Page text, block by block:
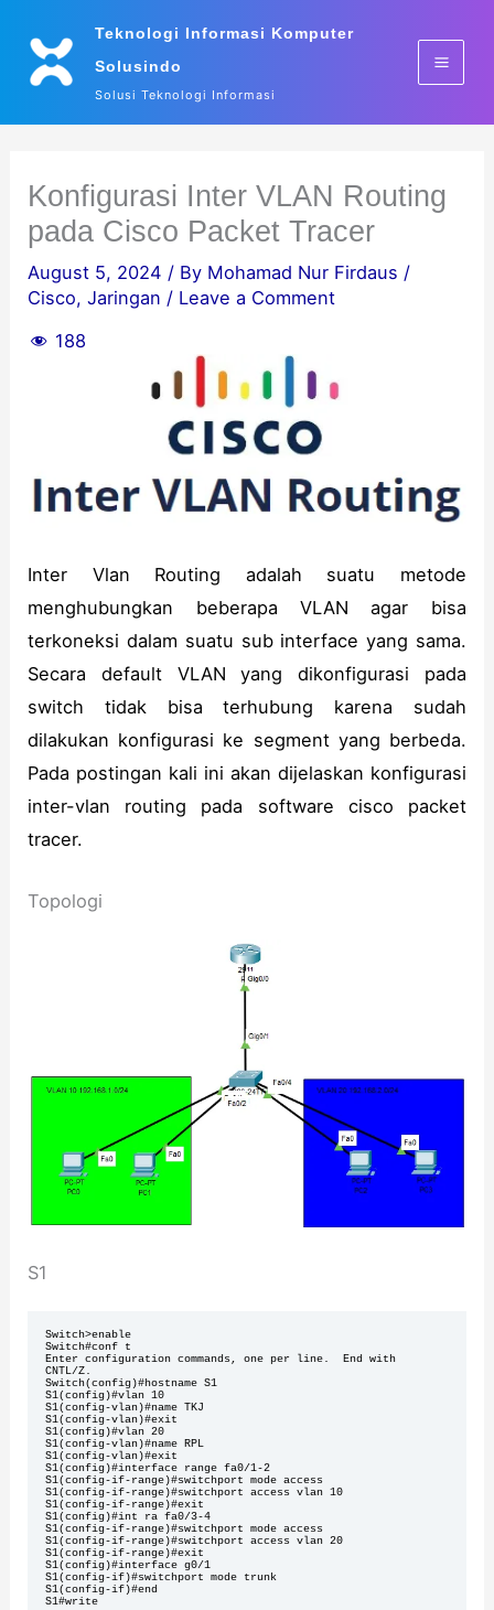
content
Teknologi Informasi Komputer
Solusindo
Solusi Teknologi Informasi
Konfigurasi Inter VLAN Routing
pada Cisco Packet Tracer
August 5, 2024 / By Mohamad Nur Firdaus /
Cisco,Jaringan / Leave a Comment
188
Inter Vlan Routing adalah suatu metode
menghubungkan beberapa VLAN agar bisa
terkoneksi dalam suatu sub interface yang sama.
Secara default VLAN yang dikonfigurasi pada
switch tidak bisa terhubung karena sudah
dilakukan konfigurasi ke segment yang berbeda.
Pada postingan kali ini akan dijelaskan konfigurasi
inter-vlan routing pada software cisco packet
tracer.
Topologi
S1
Switch>enable
Switch#conf t
Enter configuration commands, one per line.  End with
CNTL/Z.
Switch(config)#hostname S1
S1(config)#vlan 10
S1(config-vlan)#name TKJ
S1(config-vlan)#exit
S1(config)#vlan 20
S1(config-vlan)#name RPL
S1(config-vlan)#exit
S1(config)#interface range fa0/1-2
S1(config-if-range)#switchport mode access
S1(config-if-range)#switchport access vlan 10
S1(config-if-range)#exit
S1(config)#int ra fa0/3-4
S1(config-if-range)#switchport mode access
S1(config-if-range)#switchport access vlan 20
S1(config-if-range)#exit
S1(config)#interface g0/1
S1(config-if)#switchport mode trunk
S1(config-if)#end
S1#write